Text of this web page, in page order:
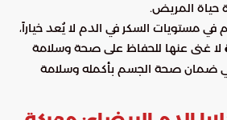
حياة المريض.
في مستويات السكر في الدم لا يُعد خياراً،
لا غنى عنها للحفاظ على صحة وسلامة
ضمان صحة الجسم بأكمله وسلامة